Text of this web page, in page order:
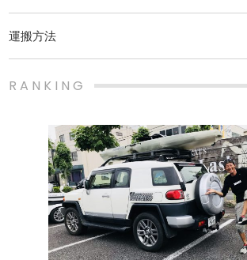
運搬方法
RANKING